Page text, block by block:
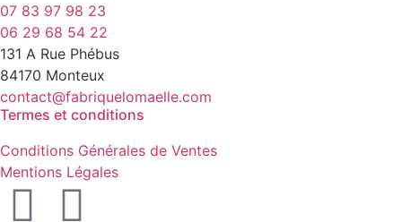
07 83 97 98 23
06 29 68 54 22
131 A Rue Phébus
84170 Monteux
contact@fabriquelomaelle.com
Termes et conditions
Conditions Générales de Ventes
Mentions Légales